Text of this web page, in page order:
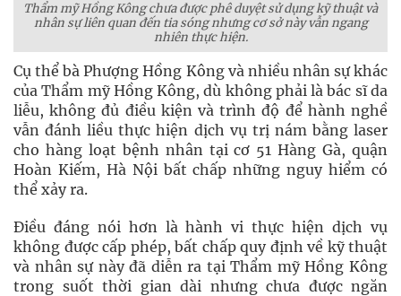
Thẩm mỹ Hồng Kông chưa được phê duyệt sử dụng kỹ thuật và
nhân sự liên quan đến tia sóng nhưng cơ sở này vẫn ngang
nhiên thực hiện.
Cụ thể bà Phượng Hồng Kông và nhiều nhân sự khác
của Thẩm mỹ Hồng Kông, dù không phải là bác sĩ da
liễu, không đủ điều kiện và trình độ để hành nghề
vẫn đánh liều thực hiện dịch vụ trị nám bằng laser
cho hàng loạt bệnh nhân tại cơ 51 Hàng Gà, quận
Hoàn Kiếm, Hà Nội bất chấp những nguy hiểm có
thể xảy ra.
Điều đáng nói hơn là hành vi thực hiện dịch vụ
không được cấp phép, bất chấp quy định về kỹ thuật
và nhân sự này đã diễn ra tại Thẩm mỹ Hồng Kông
trong suốt thời gian dài nhưng chưa được ngăn